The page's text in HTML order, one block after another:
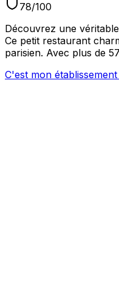
78/100
Découvrez une
Ce petit restaurant
parisien. Avec plus de
C'est mon